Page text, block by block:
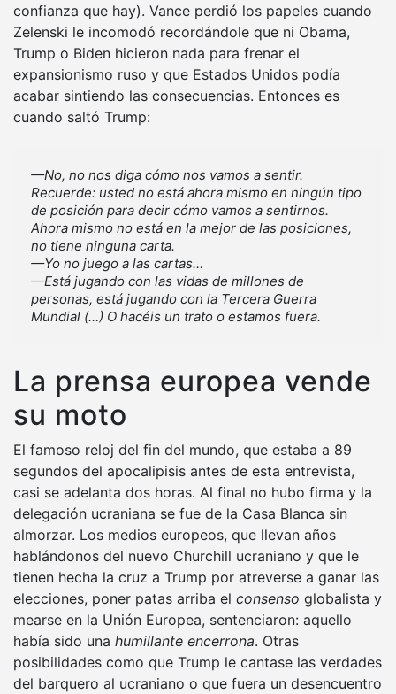
confianza que hay). Vance perdió los papeles cuando
Zelenski le incomodó recordándole que ni Obama,
Trump o Biden hicieron nada para frenar el
expansionismo ruso y que Estados Unidos podía
acabar sintiendo las consecuencias. Entonces es
cuando saltó Trump:
—No, no nos diga cómo nos vamos a sentir.
Recuerde: usted no está ahora mismo en ningún tipo
de posición para decir cómo vamos a sentirnos.
Ahora mismo no está en la mejor de las posiciones,
no tiene ninguna carta.
—Yo no juego a las cartas…
—Está jugando con las vidas de millones de
personas, está jugando con la Tercera Guerra
Mundial (…) O hacéis un trato o estamos fuera.
La prensa europea vende
su moto
El famoso reloj del fin del mundo, que estaba a 89
segundos del apocalipisis antes de esta entrevista,
casi se adelanta dos horas. Al final no hubo firma y la
delegación ucraniana se fue de la Casa Blanca sin
almorzar. Los medios europeos, que llevan años
hablándonos del nuevo Churchill ucraniano y que le
tienen hecha la cruz a Trump por atreverse a ganar las
elecciones, poner patas arriba el consenso globalista y
mearse en la Unión Europea, sentenciaron: aquello
había sido una humillante encerrona. Otras
posibilidades como que Trump le cantase las verdades
del barquero al ucraniano o que fuera un desencuentro